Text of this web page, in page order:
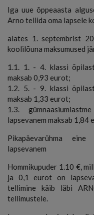
Iga uue õppeaasta
Arno tellida oma lapsele
alates 1. septembrist
koolilõuna maksumused
1.1. 1. - 4. klassi
maksab 0,93 eurot;
1.2. 5. - 9. klassi
maksab 1,33 eurot;
1.3.
lapsevanem maksab 1,84
Pikapäevarühma
lapsevanem
Hommikupuder 1.10 €,
ja 0,1 eurot on
tellimine käib läbi
tellimustele.